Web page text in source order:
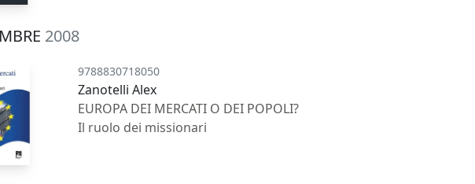
2008
9788830718050
Zanotelli Alex
EUROPA DEI MERCATI O DEI POPOLI?
Il ruolo dei missionari